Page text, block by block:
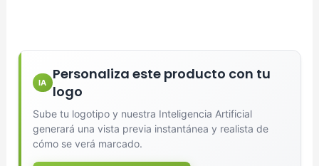
IA
Personaliza este producto con tu
logo
Sube tu logotipo y nuestra Inteligencia Artificial
generará una vista previa instantánea y realista de
cómo se verá marcado.